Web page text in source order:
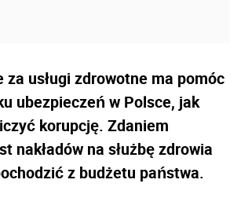
za usługi zdrowotne ma pomóc
ubezpieczeń w Polsce, jak
korupcję. Zdaniem
nakładów na służbę zdrowia
z budżetu państwa.